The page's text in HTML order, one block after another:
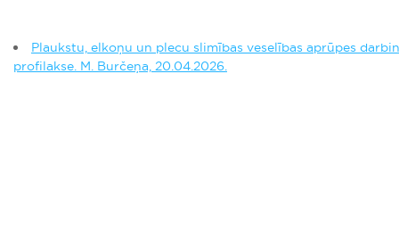
Plaukstu, elkoņu un plecu slimības veselības aprūpes
profilakse. M. Burčeņa, 20.04.2026.